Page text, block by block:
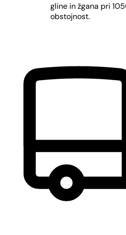
gline in žgana pri
obstojnost.